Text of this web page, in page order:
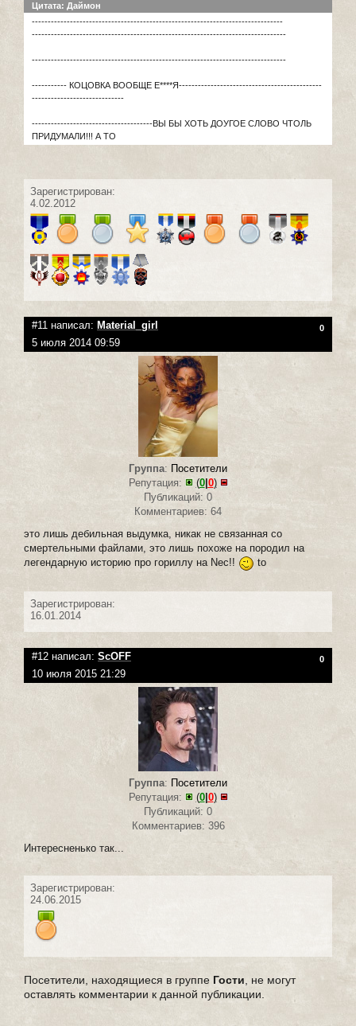
Цитата: Даймон
-------------------------------------------------------------------------------
--------------------------------------------------------------------------------
--------------------------------------------------------------------------------
----------- КОЦОВКА ВООБЩЕ Е****Я---------------------------------------------
-----------------------------
--------------------------------------ВЫ БЫ ХОТЬ ДОУГОЕ СЛОВО ЧТОЛЬ
ПРИДУМАЛИ!!! А ТО
Зарегистрирован:
4.02.2012
#11 написал: Material_girl 0
5 июля 2014 09:59
Группа: Посетители
Репутация:
(0|0)
Публикаций: 0
Комментариев: 64
это лишь дебильная выдумка, никак не связанная со
смертельными файлами, это лишь похоже на породил на
легендарную историю про гориллy на Nec!!
to
Зарегистрирован:
16.01.2014
#12 написал: ScOFF 0
10 июля 2015 21:29
Группа: Посетители
Репутация:
(0| 0)
Публикаций: 0
Комментариев: 396
Интересненько так...
Зарегистрирован:
24.06.2015
Посетители, находящиеся в группе Гости, не могут
оставлять комментарии к данной публикации.